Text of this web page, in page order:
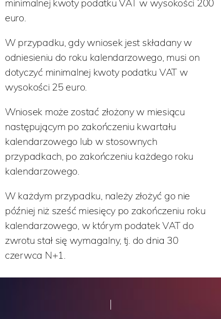
minimalnej kwoty podatku VAT w wysokości 200
euro.
W przypadku, gdy wniosek jest składany w
odniesieniu do roku kalendarzowego, musi on
dotyczyć minimalnej kwoty podatku VAT w
wysokości 25 euro.
Wniosek może zostać złożony w miesiącu
następującym po zakończeniu kwartału
kalendarzowego lub w stosownych
przypadkach, po zakończeniu każdego roku
kalendarzowego.
W każdym przypadku, należy złożyć go nie
później niż sześć miesięcy po zakończeniu roku
kalendarzowego, w którym podatek VAT do
zwrotu stał się wymagalny, tj. do dnia 30
czerwca N+1.